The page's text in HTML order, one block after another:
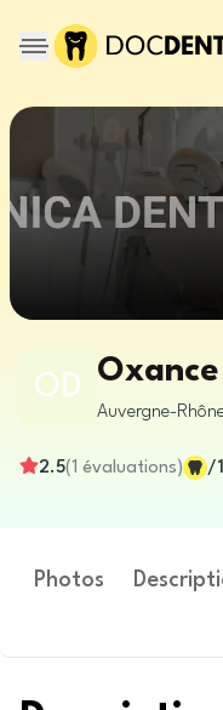
OD
Auvergne-
2.5(1 évaluations) /
Photos